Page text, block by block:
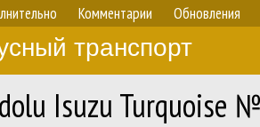
Комментарии Обновления
транспорт
Isuzu Turquoise